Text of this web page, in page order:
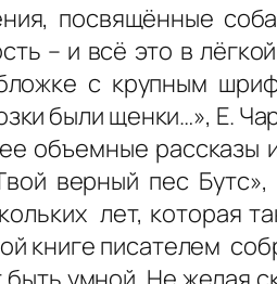
посвящённые
– и всё это в
с крупным
были щенки…», Е.
объемные рассказы
верный пес
лет, которая
книге писателем